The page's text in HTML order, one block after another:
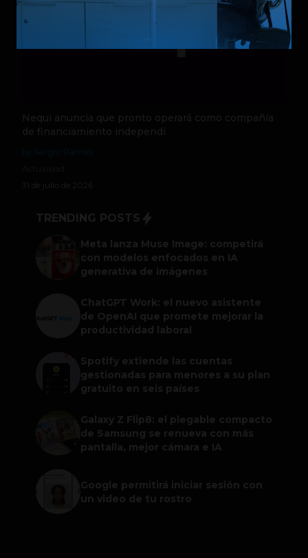
Nequi anuncia que pronto operará como compañía
de financiamiento independi
31 de julio de 2026
TRENDING POSTS
Meta lanza Muse Image: competirá
con modelos enfocados en IA
generativa de imágenes
ChatGPT Work: el nuevo asistente
de OpenAI que promete mejorar la
productividad laboral
Spotify extiende las cuentas
gestionadas para menores a su plan
gratuito en seis países
Galaxy Z Flip8: el plegable compacto
de Samsung se renueva con más
pantalla, mejor cámara e IA
Google permitirá iniciar sesión con
un video de tu rostro